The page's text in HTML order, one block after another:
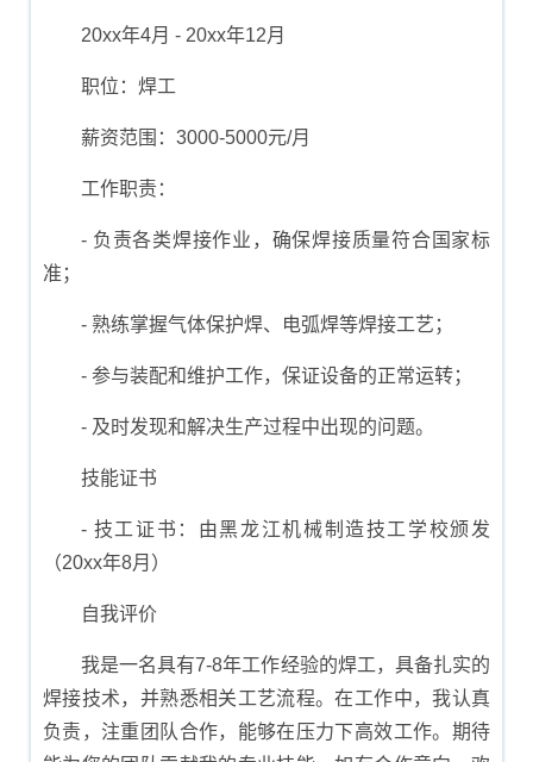
20xx年4月 - 20xx年12月
职位：焊工
薪资范围：3000-5000元/月
工作职责：
- 负责各类焊接作业，确保焊接质量符合国家标
准；
- 熟练掌握气体保护焊、电弧焊等焊接工艺；
- 参与装配和维护工作，保证设备的正常运转；
- 及时发现和解决生产过程中出现的问题。
技能证书
- 技工证书：由黑龙江机械制造技工学校颁发
（20xx年8月）
自我评价
我是一名具有7-8年工作经验的焊工，具备扎实的
焊接技术，并熟悉相关工艺流程。在工作中，我认真
负责，注重团队合作，能够在压力下高效工作。期待